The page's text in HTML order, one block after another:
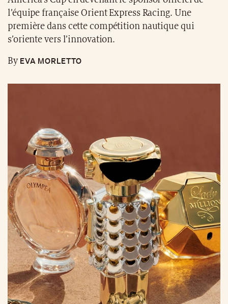
l’équipe française Orient Express Racing. Une
première dans cette compétition nautique qui
s’oriente vers l’innovation.
ByEVA MORLETTO